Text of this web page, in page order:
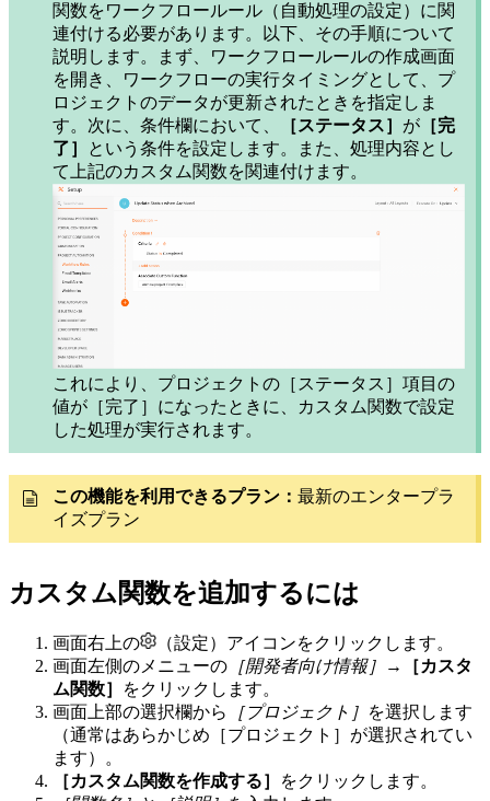
関数をワークフロールール（自動処理の設定）に関
連付ける必要があります。以下、その手順について
説明します。まず、ワークフロールールの作成画面
を開き、ワークフローの実行タイミングとして、プ
ロジェクトのデータが更新されたときを指定しま
す。次に、条件欄において、
［ステータス］ が ［完
了］
という条件を設定します。また、処理内容とし
て上記のカスタム関数を関連付けます。
これにより、プロジェクトの［ステータス］項目の
値が［完了］になったときに、カスタム関数で設定
した処理が実行されます。
この機能を利用できるプラン： 最新のエンタープラ
イズプラン
カスタム関数を追加するには
画面右上の
（設定）アイコンをクリックします。
画面左側のメニューの ［開発者向け情報］ →
［カスタ
ム関数］
をクリックします。
画面上部の選択欄から
［プロジェクト］ を選択します
（通常はあらかじめ［プロジェクト］が選択されてい
ます）。
［カスタム関数を作成する］
をクリックします。